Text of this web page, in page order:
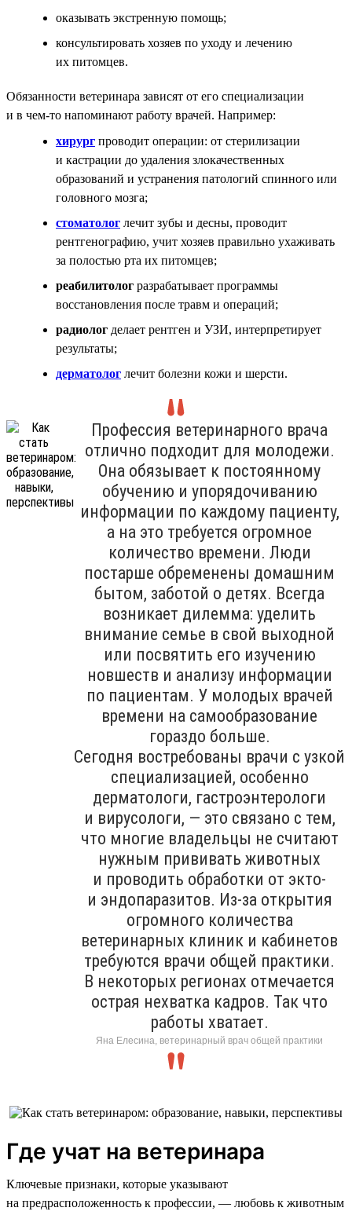
оказывать экстренную помощь;
консультировать хозяев по уходу и лечению
их питомцев.
Обязанности ветеринара зависят от его специализации
и в чем-то напоминают работу врачей. Например:
хирург проводит операции: от стерилизации
и кастрации до удаления злокачественных
образований и устранения патологий спинного или
головного мозга;
стоматолог лечит зубы и десны, проводит
рентгенографию, учит хозяев правильно ухаживать
за полостью рта их питомцев;
реабилитолог разрабатывает программы
восстановления после травм и операций;
радиолог делает рентген и УЗИ, интерпретирует
результаты;
дерматолог лечит болезни кожи и шерсти.
Профессия ветеринарного врача
отлично подходит для молодежи.
Она обязывает к постоянному
обучению и упорядочиванию
информации по каждому пациенту,
а на это требуется огромное
количество времени. Люди
постарше обременены домашним
бытом, заботой о детях. Всегда
возникает дилемма: уделить
внимание семье в свой выходной
или посвятить его изучению
новшеств и анализу информации
по пациентам. У молодых врачей
времени на самообразование
гораздо больше.
Сегодня востребованы врачи с узкой
специализацией, особенно
дерматологи, гастроэнтерологи
и вирусологи, — это связано с тем,
что многие владельцы не считают
нужным прививать животных
и проводить обработки от экто-
и эндопаразитов. Из-за открытия
огромного количества
ветеринарных клиник и кабинетов
требуются врачи общей практики.
В некоторых регионах отмечается
острая нехватка кадров. Так что
работы хватает.
Яна Елесина, ветеринарный врач общей практики
Где учат на ветеринара
Ключевые признаки, которые указывают
на предрасположенность к профессии, — любовь к животным